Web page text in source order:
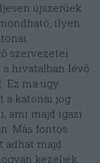
újszerűek
ilyen
szervezetei
hivatalban lévő
Ez ma úgy
a katonai jog
ami majd igazi
Más fontos
adhat majd
kezeljék